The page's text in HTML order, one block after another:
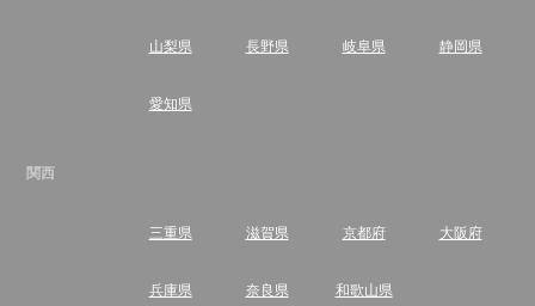
山梨県 長野県 岐阜県 静岡県
愛知県
関西
三重県 滋賀県 京都府 大阪府
兵庫県 奈良県 和歌山県